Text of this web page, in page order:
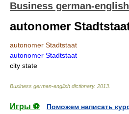
Business german-
autonomer
autonomer Stadtstaat
autonomer Stadtstaat
city state
Business german-english dictionary. 2013
Игры ⚽
Поможем написать